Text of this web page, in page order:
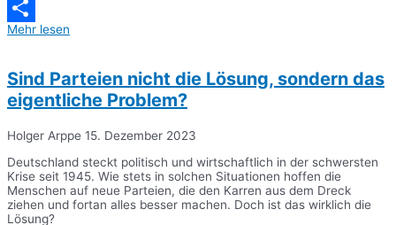
Messenger
Teilen
Mehr lesen
Sind Parteien nicht die Lösung, sondern das
eigentliche Problem?
Holger Arppe 15. Dezember 2023
Deutschland steckt politisch und wirtschaftlich in der schwersten
Krise seit 1945. Wie stets in solchen Situationen hoffen die
Menschen auf neue Parteien, die den Karren aus dem Dreck
ziehen und fortan alles besser machen. Doch ist das wirklich die
Lösung?